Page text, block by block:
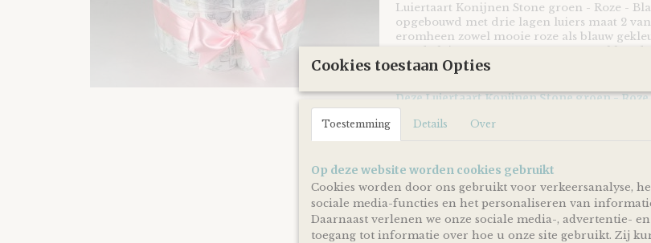
Luiertaart Konijnen Stone groen - Roze -
opgebouwd met drie lagen luiers maat 2
eromheen zowel mooie roze als blauw
van de luiertaart twee stone groen
gevouwen als konijnen.
Deze Luiertaart Konijnen Stone groen -
40 luiers van het merk
Twee stone groen gekleurde
We Owl love Gifts!
Luiers en monddoekjes heb je nooit
welkom met een baby op komst of
geworden bent!
Cookies toestaan Opties
Toestemming Details Over
Op deze website worden cookies gebruikt
Cookies worden door ons gebruikt voor verkeersanalyse,
sociale media-functies en het personaliseren van
Daarnaast verlenen we onze sociale media-, advertentie-
toegang tot informatie over hoe u onze site gebruikt. Zij